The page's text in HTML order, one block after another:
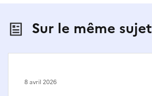
Sur le même sujet
8 avril 2026